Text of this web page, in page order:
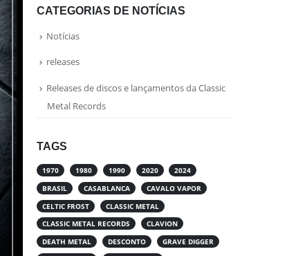
CATEGORIAS DE NOTÍCIAS
Notícias
releases
Releases de discos e lançamentos da Classic
Metal Records
TAGS
1970 1980 1990 2020
2024
BRASIL
CASABLANCA
CAVALO VAPOR
CELTIC FROST
CLASSIC METAL
CLASSIC METAL RECORDS
CLAVION
DEATH METAL
DESCONTO
GRAVE DIGGER